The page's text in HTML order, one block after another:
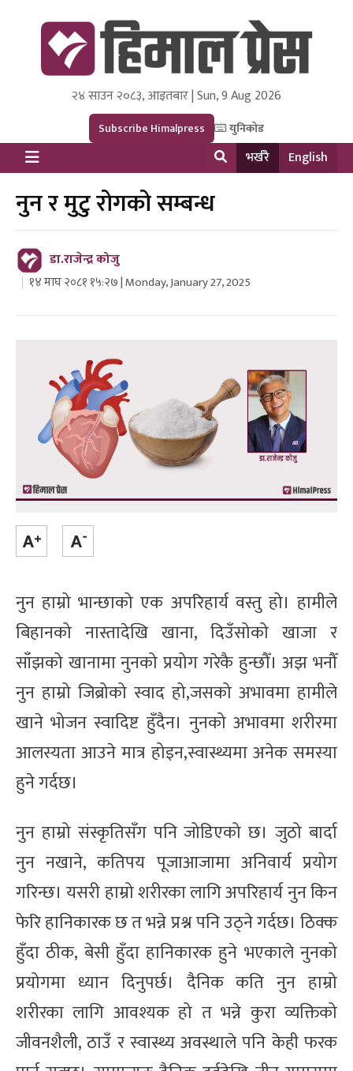
Himal Press
Dot NewsyNepal Media and Research Pvt Ltd.
२४ साउन २०८३, आइतबार | Sun, 9 Aug 2026
Subscribe Himalpress युनिकोड
भर्खरै English
नुन र मुटु रोगको सम्बन्ध
डा.राजेन्द्र कोजु
१४ माघ २०८१ १५:२७ | Monday, January 27, 2025
नुन हाम्रो भान्छाको एक अपरिहार्य वस्तु हो। हामीले
बिहानको नास्तादेखि खाना, दिउँसोको खाजा र
साँझको खानामा नुनको प्रयोग गरेकै हुन्छौँ। अझ भनौँ
नुन हाम्रो जिब्रोको स्वाद हो,जसको अभावमा हामीले
खाने भोजन स्वादिष्ट हुँदैन। नुनको अभावमा शरीरमा
आलस्यता आउने मात्र होइन,स्वास्थ्यमा अनेक समस्या
हुने गर्दछ।
नुन हाम्रो संस्कृतिसँग पनि जोडिएको छ। जुठो बार्दा
नुन नखाने, कतिपय पूजाआजामा अनिवार्य प्रयोग
गरिन्छ। यसरी हाम्रो शरीरका लागि अपरिहार्य नुन किन
फेरि हानिकारक छ त भन्ने प्रश्न पनि उठ्ने गर्दछ। ठिक्क
हुँदा ठीक, बेसी हुँदा हानिकारक हुने भएकाले नुनको
प्रयोगमा ध्यान दिनुपर्छ। दैनिक कति नुन हाम्रो
शरीरका लागि आवश्यक हो त भन्ने कुरा व्यक्तिको
जीवनशैली, ठाउँ र स्वास्थ्य अवस्थाले पनि केही फरक